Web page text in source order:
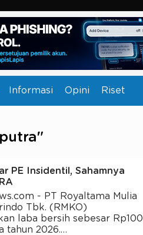
Informasi Opini Riset
PE Insidentil, Sahamnya
- PT Royaltama Mulia
Tbk. (RMKO)
laba bersih sebesar Rp100
tahun 2026.…